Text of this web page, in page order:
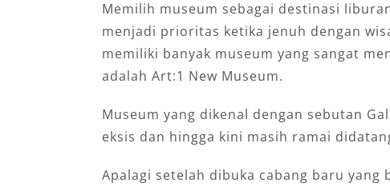
Memilih museum sebagai destinasi
menjadi prioritas ketika jenuh dengan
memiliki banyak museum yang sangat
adalah Art:1 New Museum.
Museum yang dikenal dengan sebutan
eksis dan hingga kini masih ramai
Apalagi setelah dibuka cabang baru